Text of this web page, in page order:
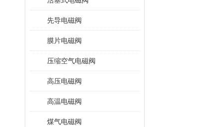
先导电磁阀
膜片电磁阀
压缩空气电磁阀
高压电磁阀
高温电磁阀
煤气电磁阀